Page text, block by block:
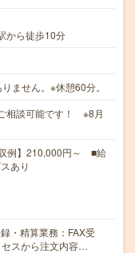
から徒歩10分
ません。※休憩60分。
相談可能です！ ※8月
例】210,000円～ ■給
あり
・精算業務：FAX受
スから注文内容…